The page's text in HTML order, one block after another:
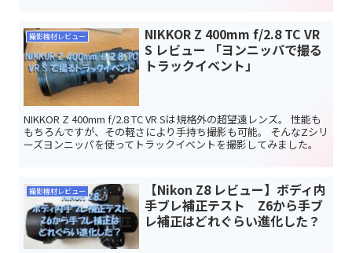
撮影機材レビュー
NIKKOR Z 400mm f/2.8 TC VR
S レビュー 「ヨンニッパで撮る
トラックイベント」
NIKKOR Z 400mm f/2.8 TC VR Sは規格外の超望遠レンズ。 性能も
もちろんですが、その軽さにより手持ち撮影も可能。 そんなZシリ
ーズヨンニッパを使ってトラックイベントを撮影してみました。
撮影機材レビュー
【Nikon Z8 レビュー】ボディ内
手ブレ補正テスト Z6から手ブ
レ補正はどれぐらい進化した？